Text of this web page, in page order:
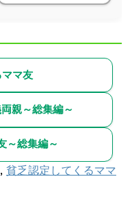
マ友
親～総集編～
～総集編～
, 貧乏認定してくるママ